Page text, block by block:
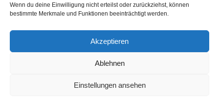
Wenn du deine Einwilligung nicht erteilst oder zurückziehst, können
bestimmte Merkmale und Funktionen beeinträchtigt werden.
Akzeptieren
Ablehnen
Einstellungen ansehen
Mo – Do : 8:00 – 11:00 Uhr
Mo – Do: 14:00 – 16:00 Uhr
Fr : 8:00 – 12:30 Uhr